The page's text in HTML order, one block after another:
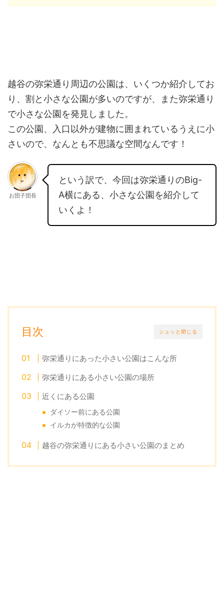
越谷の弥栄通り周辺の公園は、いくつか紹介してお
り、割と小さな公園が多いのですが、また弥栄通り
で小さな公園を発見しました。
この公園、入口以外が建物に囲まれているうえに小
さいので、なんとも不思議な空間なんです！
お団子団長
という訳で、今回は弥栄通りのBig-
A横にある、小さな公園を紹介して
いくよ！
シュッと閉じる
目次
弥栄通りにあった小さい公園はこんな所
弥栄通りにある小さい公園の場所
近くにある公園
ダイソー前にある公園
イルカが特徴的な公園
越谷の弥栄通りにある小さい公園のまとめ